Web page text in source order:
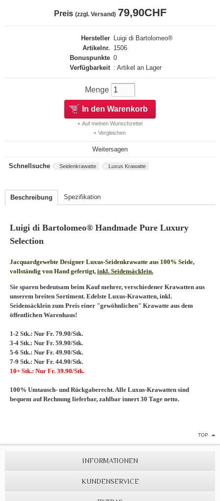
Preis (zzgl. Versand) 79,90CHF
Hersteller Luigi di Bartolomeo®
Artikelnr. 1506
Bonuspunkte 0
Verfügbarkeit : Artikel an Lager
Menge
In den Warenkorb
Auf meinen Wunschzettel
Vergleichen
Weitersagen
Schnellsuche Seidenkrawatte Luxus Krawatte
Beschreibung Spezifikation
Luigi di Bartolomeo® Handmade Pure Luxury
Selection
Jacquardgewebte Designer Luxus-Seidenkrawatte aus 100% Seide,
vollständig von Hand gefertigt, inkl. Seidensäcklein.
Sie sparen bedeutsam beim Kauf mehrer, verschiedener Krawatten aus
unserem breiten Sortiment. Edelste Luxus-Krawatten, inkl.
Seidensäcklein zum Preis einer "gewöhnlichen" Krawatte aus dem
öffentlichen Warenhaus!
1-2 Stk.: Nur Fr. 79.90/Stk.
3-4 Stk.: Nur Fr. 59.90/Stk.
5-6 Stk.: Nur Fr. 49.90/Stk.
7-9 Stk.: Nur Fr. 44.90/Stk.
10+ Stk.: Nur Fr. 39.90/Stk.
100% Umtausch- und Rückgaberecht. Alle Luxus-Krawatten sind
bequem auf Rechnung lieferbar, zahlbar innert 30 Tage netto.
TOP
INFORMATIONEN
KUNDENSERVICE